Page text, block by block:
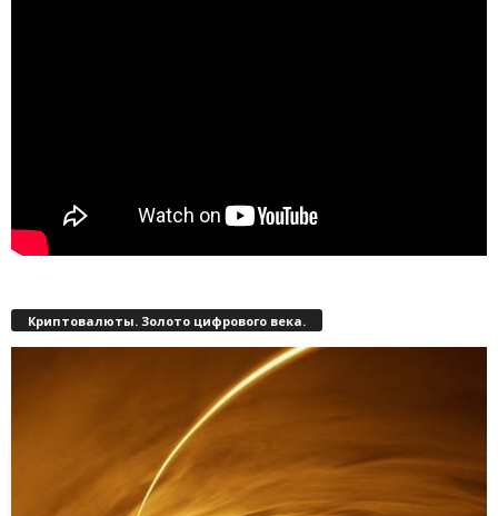
Криптовалюты. Золото цифрового века.